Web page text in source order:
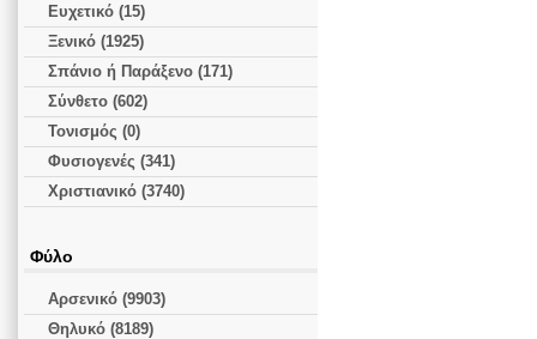
Ευχετικό (15)
Ξενικό (1925)
Σπάνιο ή Παράξενο (171)
Σύνθετο (602)
Τονισμός (0)
Φυσιογενές (341)
Χριστιανικό (3740)
Φύλο
Αρσενικό (9903)
Θηλυκό (8189)